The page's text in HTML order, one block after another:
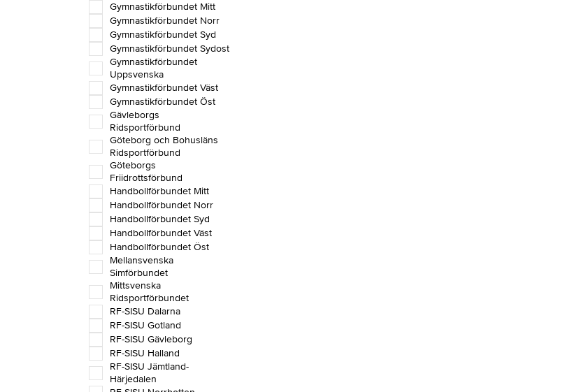
Gymnastikförbundet Mitt
Gymnastikförbundet Norr
Gymnastikförbundet Syd
Gymnastikförbundet Sydost
Gymnastikförbundet
Uppsvenska
Gymnastikförbundet Väst
Gymnastikförbundet Öst
Gävleborgs
Ridsportförbund
Göteborg och Bohusläns
Ridsportförbund
Göteborgs
Friidrottsförbund
Handbollförbundet Mitt
Handbollförbundet Norr
Handbollförbundet Syd
Handbollförbundet Väst
Handbollförbundet Öst
Mellansvenska
Simförbundet
Mittsvenska
Ridsportförbundet
RF-SISU Dalarna
RF-SISU Gotland
RF-SISU Gävleborg
RF-SISU Halland
RF-SISU Jämtland-
Härjedalen